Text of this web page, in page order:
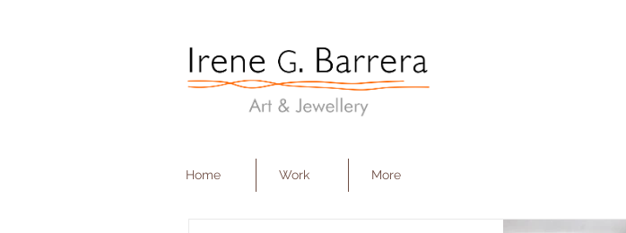
Irene G. Barrera
Art & Jewellery
Home Work More